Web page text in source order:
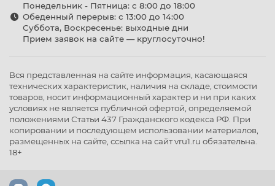
Понедельник - Пятница: с 8:00 до 18:00
Обеденный перерыв: с 13:00 до 14:00
Суббота, Воскресенье: выходные дни
Прием заявок на сайте — круглосуточно!
Вся представленная на сайте информация, касающаяся
технических характеристик, наличия на складе, стоимости
товаров, носит информационный характер и ни при каких
условиях не является публичной офертой, определяемой
положениями Статьи 437 Гражданского кодекса РФ. При
копировании и последующем использовании материалов,
размещенных на сайте, ссылка на сайт vru1.ru обязательна.
18+